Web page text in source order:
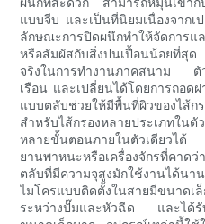
แบบจีบ และเป็นที่นิยมเนื่องจากเ
ลักษณะการปิดผนึกทำให้จัดการแ
หรือสัมผัสกับสิ่งปนเปื้อนน้อยที่สุ
จริงในการทำงานภาคสนาม ตั
เรือน และเปลี่ยนได้โดยการถอด
แบบตลับช่วยให้มีพื้นที่ผิวของไ
สำหรับไส้กรองหลายประเภทใน
หลายขั้นตอนภายในตัวเดียวได้
ยานพาหนะหรือเครื่องจักรที่คา
ตลับที่มีความจุสูงมักใช้งานได้นา
ไมโครแบบติดตั้งในสายมีขนาดเ
ระหว่างปั๊มและหัวฉีด และได้รั